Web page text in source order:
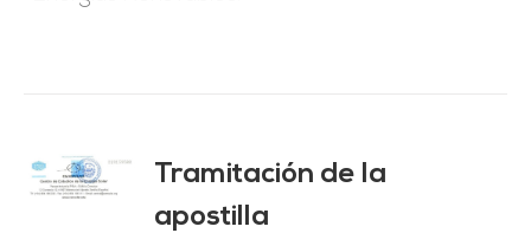
Tramitación de la
apostilla